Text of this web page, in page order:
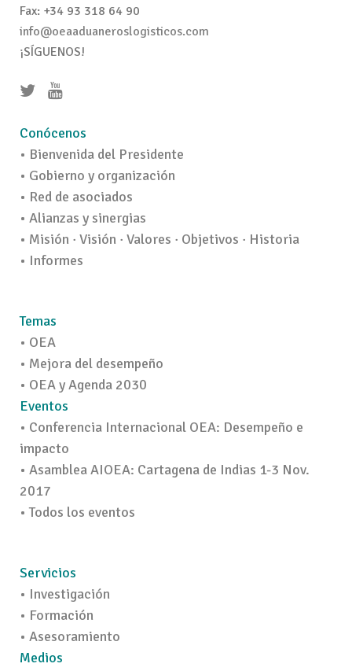
Fax: +34 93 318 64 90
info@oeaaduaneroslogisticos.com
¡SÍGUENOS!
Conócenos
• Bienvenida del Presidente
• Gobierno y organización
• Red de asociados
• Alianzas y sinergias
• Misión · Visión · Valores · Objetivos · Historia
• Informes
Temas
• OEA
• Mejora del desempeño
• OEA y Agenda 2030
Eventos
• Conferencia Internacional OEA: Desempeño e
impacto
• Asamblea AIOEA: Cartagena de Indias 1-3 Nov.
2017
• Todos los eventos
Servicios
• Investigación
• Formación
• Asesoramiento
Medios